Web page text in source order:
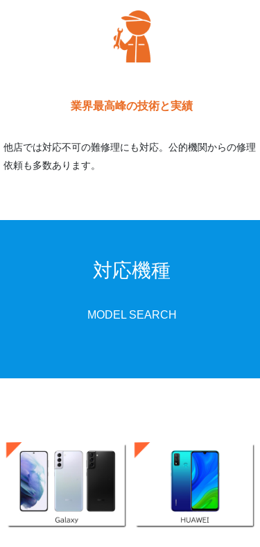
業界最高峰の技術と実績
他店では対応不可の難修理にも対応。公的機関からの修理
依頼も多数あります。
対応機種
MODEL SEARCH